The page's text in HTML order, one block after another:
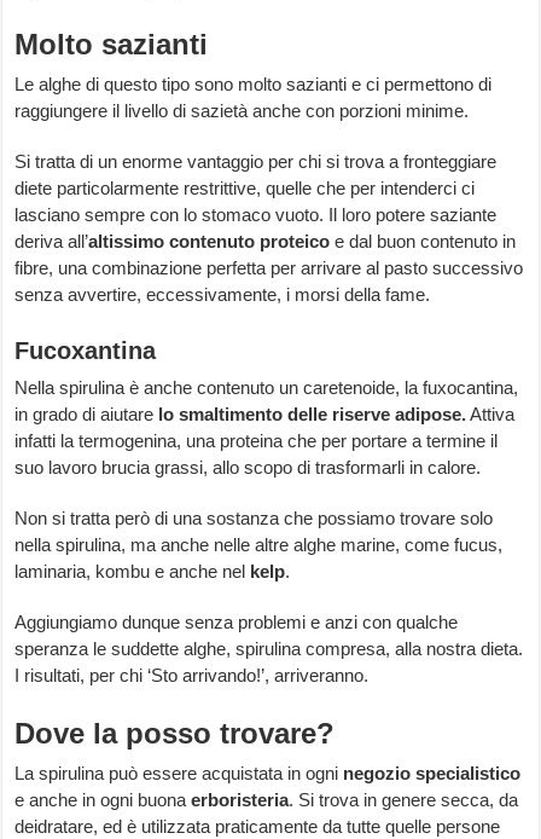
Molto sazianti
Le alghe di questo tipo sono molto sazianti e ci permettono di
raggiungere il livello di sazietà anche con porzioni minime.
Si tratta di un enorme vantaggio per chi si trova a fronteggiare
diete particolarmente restrittive, quelle che per intenderci ci
lasciano sempre con lo stomaco vuoto. Il loro potere saziante
deriva all’altissimo contenuto proteico e dal buon contenuto in
fibre, una combinazione perfetta per arrivare al pasto successivo
senza avvertire, eccessivamente, i morsi della fame.
Fucoxantina
Nella spirulina è anche contenuto un caretenoide, la fuxocantina,
in grado di aiutare lo smaltimento delle riserve adipose.Attiva
infatti la termogenina, una proteina che per portare a termine il
suo lavoro brucia grassi, allo scopo di trasformarli in calore.
Non si tratta però di una sostanza che possiamo trovare solo
nella spirulina, ma anche nelle altre alghe marine, come fucus,
laminaria, kombu e anche nel kelp.
Aggiungiamo dunque senza problemi e anzi con qualche
speranza le suddette alghe, spirulina compresa, alla nostra dieta.
I risultati, per chi ‘Sto arrivando!’, arriveranno.
Dove la posso trovare?
La spirulina può essere acquistata in ogni negozio specialistico
e anche in ogni buonaerboristeria. Si trova in genere secca, da
deidratare, ed è utilizzata praticamente da tutte quelle persone